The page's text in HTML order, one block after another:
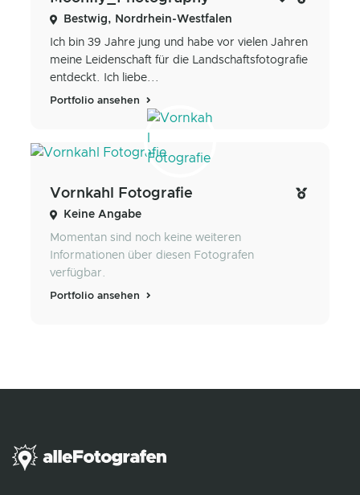
Bestwig, Nordrhein-Westfalen
Ich bin 39 Jahre jung und habe vor vielen Jahren
meine Leidenschaft für die Landschaftsfotografie
entdeckt. Ich liebe...
Portfolio ansehen
Vornkahl Fotografie
Keine Angabe
Momentan sind noch keine weiteren
Informationen über diesen Fotografen
verfügbar.
Portfolio ansehen